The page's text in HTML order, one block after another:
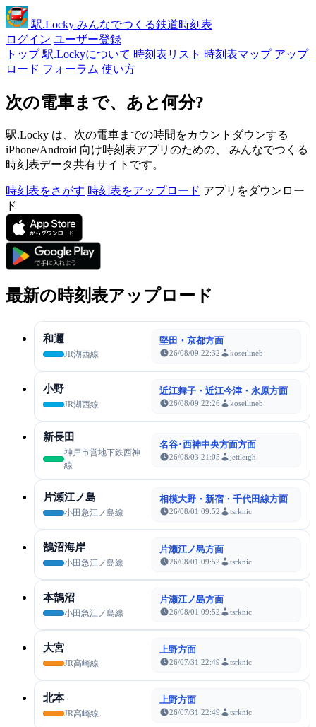
駅.Locky みんなでつくる鉄道時刻表
ログイン ユーザー登録
トップ 駅.Lockyについて 時刻表リスト 時刻表マップ アップ
ロード フォーラム 使い方
次の電車まで、あと何分?
駅.Locky は、次の電車までの時間をカウントダウンする
iPhone/Android 向け時刻表アプリのための、 みんなでつくる
時刻表データ共有サイトです。
時刻表をさがす 時刻表をアップロード アプリをダウンロー
ド
最新の時刻表アップロード
和邇
JR湖西線
堅田・京都方面
26/08/09 22:32 koseilineb
小野
JR湖西線
近江舞子・近江今津・永原方面
26/08/09 22:26 koseilineb
新長田
神戸市営地下鉄西神
線
名谷･西神中央方面方面
26/08/03 21:05 jettleigh
片瀬江ノ島
小田急江ノ島線
相模大野・新宿・千代田線方面
26/08/01 09:52 tsrknic
鵠沼海岸
小田急江ノ島線
片瀬江ノ島方面
26/08/01 09:52 tsrknic
本鵠沼
小田急江ノ島線
片瀬江ノ島方面
26/08/01 09:52 tsrknic
大宮
JR高崎線
上野方面
26/07/31 22:49 tsrknic
北本
JR高崎線
上野方面
26/07/31 22:49 tsrknic